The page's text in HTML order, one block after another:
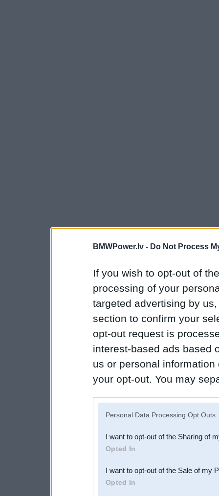
BMWPower.lv - Do Not Process
If you wish to opt-out of
processing of your
targeted advertising by
section to confirm your
opt-out request is
interest-based ads based
us or personal
your opt-out. You may
Downstream Participants
third parties.
Personal Data Processing Opt Outs
I want to opt-out of the Sharing of
Opted In
I want to opt-out of the Sale of my
Opted In